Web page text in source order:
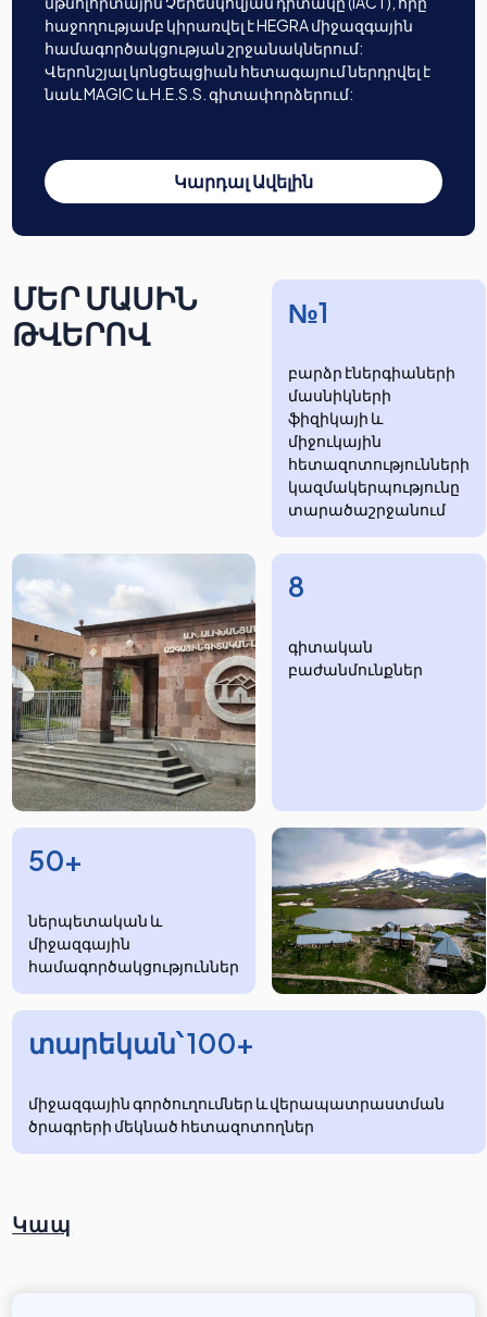
հաջողությամբ կիրառվել է HEGRA միջազգային
համագործակցության շրջանակներում:
Վերոնշյալ կոնցեպցիան հետագայում ներդրվել է
նաև MAGIC և H.E.S.S. գիտափորձերում:
Կարդալ Ավելին
ՄԵՐ ՄԱՍԻՆ
ԹՎԵՐՈՎ
№1
բարձր էներգիաների
մասնիկների
ֆիզիկայի և
միջուկային
հետազոտությունների
​​​​կազմակերպությունը
տարածաշրջանում
8
​​​գիտական
բաժանմունքներ
50+
ներպետական և
միջազգային
համագործակցություններ
տարեկան՝ 100+
միջազգային գործուղումներ և վերապատրաստման
ծրագրերի մեկնած հետազոտողներ
Կապ